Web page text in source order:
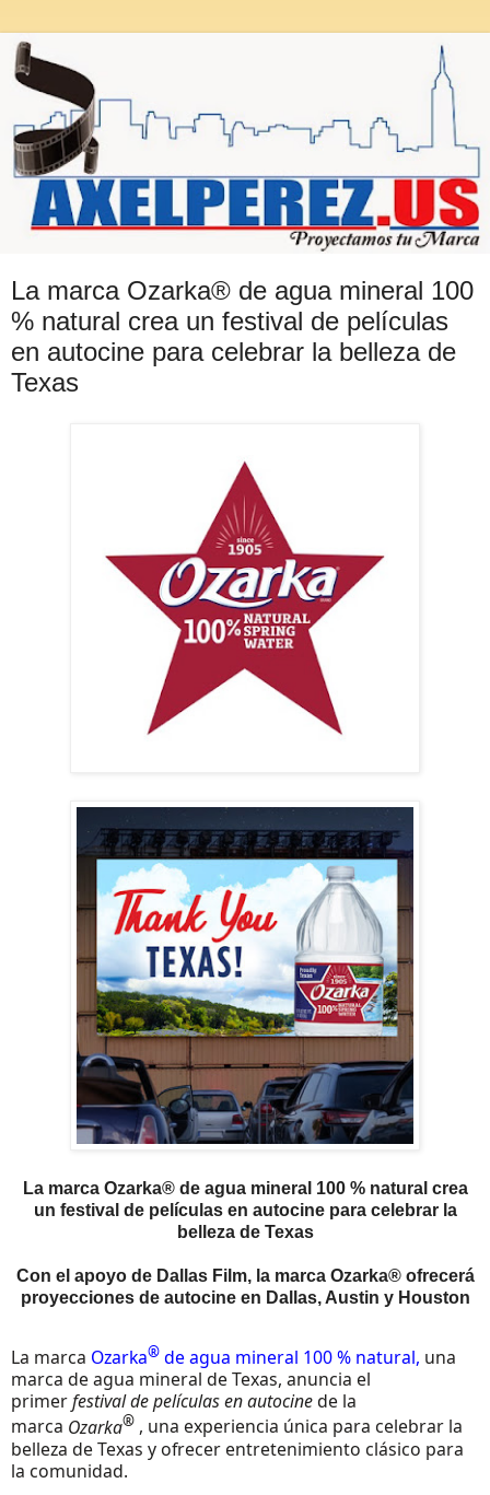
La marca Ozarka® de agua mineral 100
% natural crea un festival de películas
en autocine para celebrar la belleza de
Texas
La marca Ozarka® de agua mineral 100 % natural crea
un festival de películas en autocine para celebrar la
belleza de Texas
Con el apoyo de Dallas Film, la marca Ozarka® ofrecerá
proyecciones de autocine en Dallas, Austin y Houston
La marca Ozarka® de agua mineral 100 % natural, una
marca de agua mineral de Texas, anuncia el
primerfestival de películas en autocinede la
marca Ozarka® , una experiencia única para celebrar la
belleza de Texas y ofrecer entretenimiento clásico para
la comunidad.